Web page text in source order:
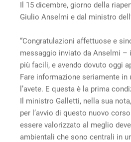
Il 15 dicembre, giorno della
Giulio Anselmi e dal ministro
“Congratulazioni affettuose e
messaggio inviato da Anselmi –
più facili, e avendo dovuto oggi
Fare informazione seriamente
l’avete. E questa è la prima
Il ministro Galletti, nella sua
per l’avvio di questo nuovo
essere valorizzato al meglio
ambientali che sono centrali in